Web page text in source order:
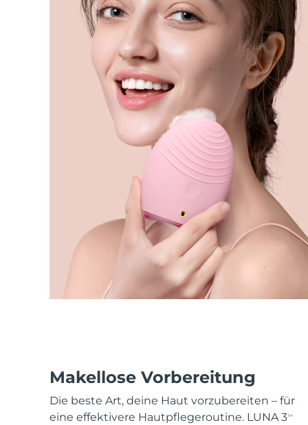
Makellose Vorbereitung
Die beste Art, deine Haut vorzubereiten – für
eine effektivere Hautpflegeroutine. LUNA 3TM